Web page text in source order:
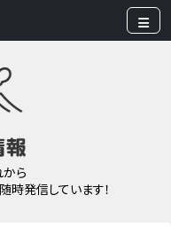
から
時発信しています！